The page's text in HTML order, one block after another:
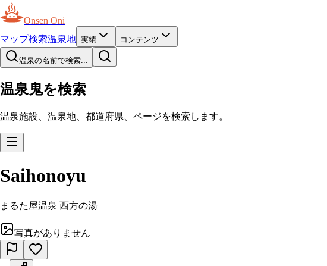
Onsen Oni
マップ検索温泉地 実績 コンテンツ
温泉の名前で検索...
温泉鬼を検索
温泉施設、温泉地、都道府県、ページを検索します。
Saihonoyu
まるた屋温泉 西方の湯
写真がありません